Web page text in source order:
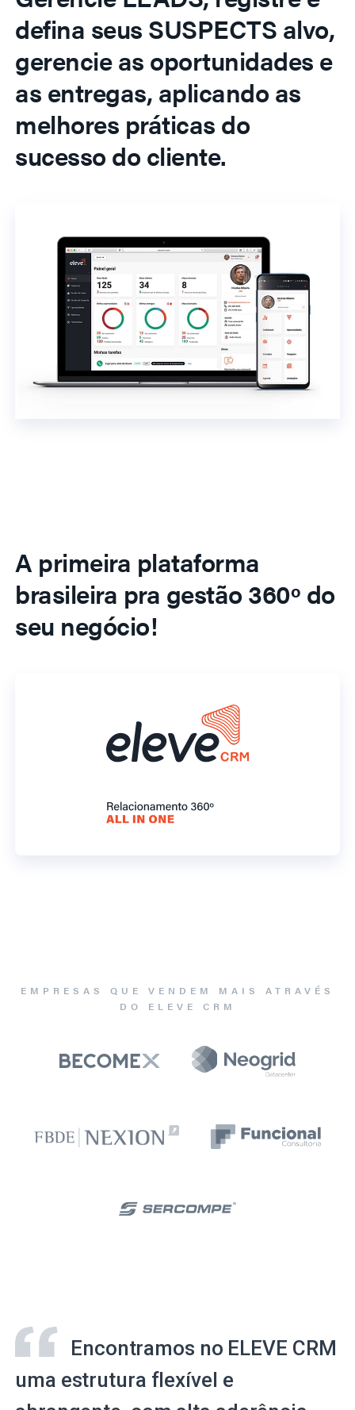
defina seus SUSPECTS alvo,
gerencie as oportunidades e
as entregas, aplicando as
melhores práticas do
sucesso do cliente.
A primeira plataforma
brasileira pra gestão 360º do
seu negócio!
EMPRESAS QUE VENDEM MAIS ATRAVÉS
DO ELEVE CRM
Encontramos no ELEVE CRM
uma estrutura flexível e